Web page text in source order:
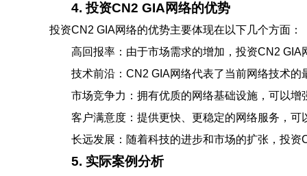
4. 投资CN2 GIA网络的优势
投资CN2 GIA网络的优势主要体现在以下几个方面：
高回报率：由于市场需求的增加，投资CN2
技术前沿：CN2 GIA网络代表了当前网络技术
市场竞争力：拥有优质的网络基础设施，可以
客户满意度：提供更快、更稳定的网络服务，可
长远发展：随着科技的进步和市场的扩张，投
5. 实际案例分析